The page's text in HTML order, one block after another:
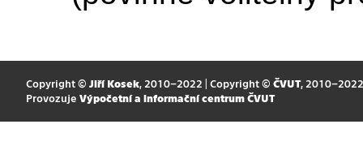
Copyright © Jiří Kosek, 2010–2022 | Copyright © ČVUT, 2010–2022
Provozuje Výpočetní a informační centrum ČVUT